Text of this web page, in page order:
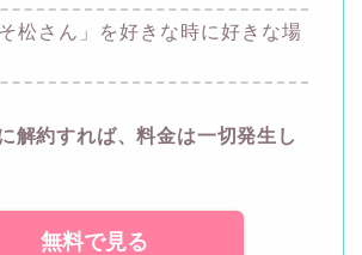
そ松さん」を好きな時に好きな場
解約すれば、料金は一切発生し
無料で見る